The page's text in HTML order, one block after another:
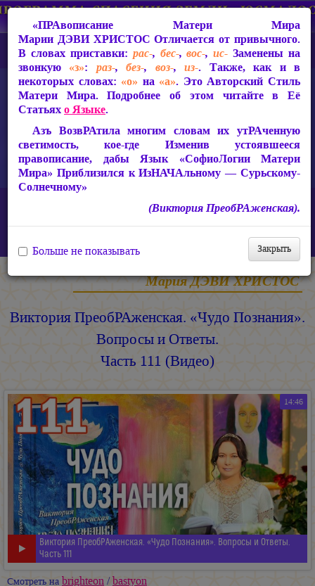
Статьи Марии ДЭВИ ХРИСТОС
Ответы на вопросы, 2010-2026 гг.
Виктория ПреобРАженская. «Чудо Познания». Вопросы и
Ответы. Часть 111 (Видео)
Мария ДЭВИ ХРИСТОС
Виктория ПреобРАженская. «Чудо Познания».
Вопросы и Ответы.
Часть 111 (Видео)
14:46
Виктория ПреобРАженская. «Чудо Познания». Вопросы и Ответы.
Часть 111
Смотреть на brighteon/bastyon
«ПРАвописание Матери Мира
Марии ДЭВИ ХРИСТОС Отличается от привычного.
В словах приставки: рас-, бес-,вос-,ис- Заменены на
звонкую «з»: раз-,без-, воз-,из-. Также, как и в
некоторых словах: «о» на «а». Это Авторский Стиль
Матери Мира. Подробнее об этом читайте в Её
Статьяхо Языке.
Азъ ВозвРАтила многим словам их утРАченную
светимость, кое-где Изменив устоявшееся
правописание, дабы Язык «СофиоЛогии Матери
Мира» Приблизился к ИзНАЧАльному — Сурьскому-
Солнечному»
(Виктория ПреобРАженская).
Закрыть
Больше не показывать